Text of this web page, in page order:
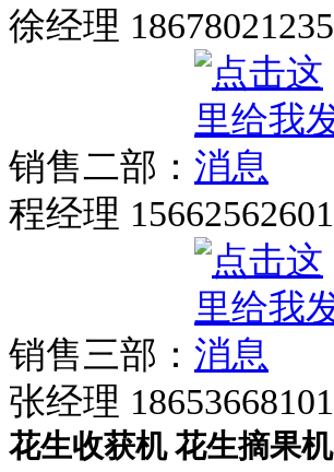
徐经理 18678021235
销售二部：
程经理 15662562601
销售三部：
张经理 18653668101
花生收获机花生摘果机